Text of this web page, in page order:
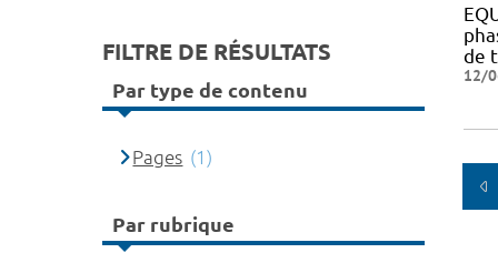
de t
12/
FILTRE DE RÉSULTATS
Par type de contenu
Pages (1)
Par rubrique